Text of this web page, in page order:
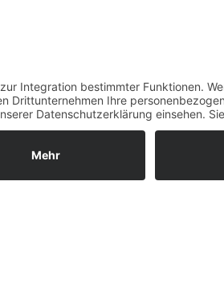
Widerrufsrecht MS
Widerrufsrecht bei